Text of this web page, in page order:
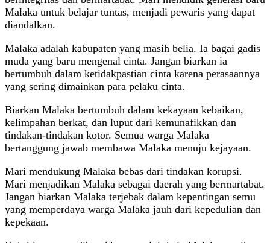
Malaka untuk belajar tuntas, menjadi pewaris yang dapat
diandalkan.
Malaka adalah kabupaten yang masih belia. Ia bagai gadis
muda yang baru mengenal cinta. Jangan biarkan ia
bertumbuh dalam ketidakpastian cinta karena perasaannya
yang sering dimainkan para pelaku cinta.
Biarkan Malaka bertumbuh dalam kekayaan kebaikan,
kelimpahan berkat, dan luput dari kemunafikkan dan
tindakan-tindakan kotor. Semua warga Malaka
bertanggung jawab membawa Malaka menuju kejayaan.
Mari mendukung Malaka bebas dari tindakan korupsi.
Mari menjadikan Malaka sebagai daerah yang bermartabat.
Jangan biarkan Malaka terjebak dalam kepentingan semu
yang memperdaya warga Malaka jauh dari kepedulian dan
kepekaan.